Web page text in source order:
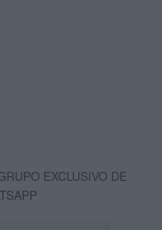
EXCLUSIVO DE